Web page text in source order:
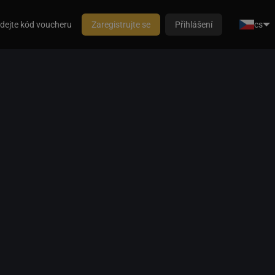
kód voucheru Zaregistrujte se Přihlášení cs